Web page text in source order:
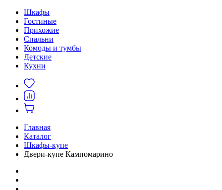
Шкафы
Гостиные
Прихожие
Спальни
Комоды и тумбы
Детские
Кухни
Главная
Каталог
Шкафы-купе
Двери-купе Кампомарино